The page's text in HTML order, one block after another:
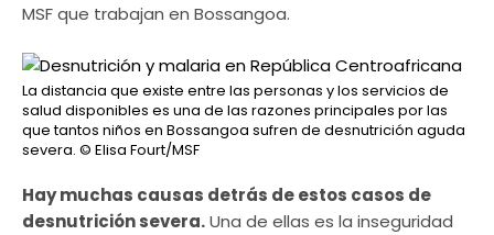
MSF que trabajan en Bossangoa.
La distancia que existe entre las personas y los servicios de
salud disponibles es una de las razones principales por las
que tantos niños en Bossangoa sufren de desnutrición aguda
severa. © Elisa Fourt/MSF
Hay muchas causas detrás de estos casos de
desnutrición severa.Una de ellas es la inseguridad